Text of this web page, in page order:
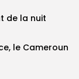
de la nuit
le Cameroun